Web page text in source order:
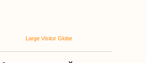
Large Visitor Globe